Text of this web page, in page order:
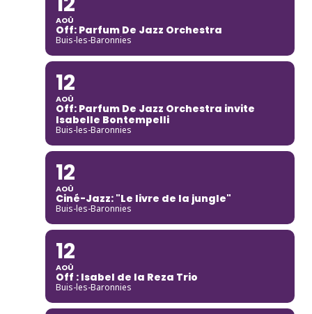
AOÛ
Off: Parfum De Jazz Orchestra
Buis-les-Baronnies
12
AOÛ
Off: Parfum De Jazz Orchestra invite
Isabelle Bontempelli
Buis-les-Baronnies
12
AOÛ
Ciné-Jazz: "Le livre de la jungle"
Buis-les-Baronnies
12
AOÛ
Off : Isabel de la Reza Trio
Buis-les-Baronnies